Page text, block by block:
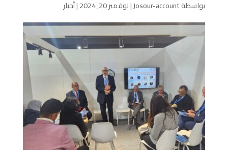
بواسطةJosour-account
|نوفمبر 20, 2024 |أخبار